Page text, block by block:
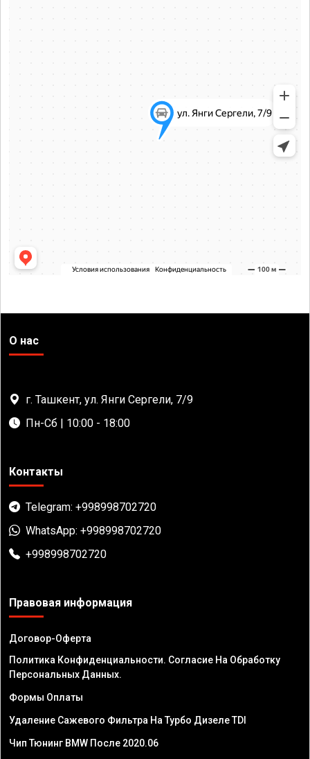
О нас
г. Ташкент, ул. Янги Сергели, 7/9
Пн-Сб | 10:00 - 18:00
Контакты
Telegram: +998998702720
WhatsApp: +998998702720
+998998702720
Правовая информация
Договор-Оферта
Политика Конфиденциальности. Согласие На Обработку
Персональных Данных.
Формы Оплаты
Удаление Сажевого Фильтра На Турбо Дизеле TDI
Чип Тюнинг BMW После 2020.06